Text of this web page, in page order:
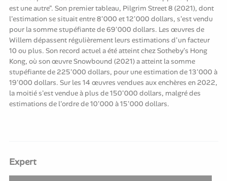
est une autre". Son premier tableau, Pilgrim Street 8 (2021), dont
l'estimation se situait entre 8'000 et 12'000 dollars, s'est vendu
pour la somme stupéfiante de 69'000 dollars. Les œuvres de
Willem dépassent régulièrement leurs estimations d'un facteur
10 ou plus. Son record actuel a été atteint chez Sotheby's Hong
Kong, où son œuvre Snowbound (2021) a atteint la somme
stupéfiante de 225'000 dollars, pour une estimation de 13'000 à
19'000 dollars. Sur les 14 œuvres vendues aux enchères en 2022,
la moitié s'est vendue à plus de 150'000 dollars, malgré des
estimations de l'ordre de 10'000 à 15'000 dollars.
Expert